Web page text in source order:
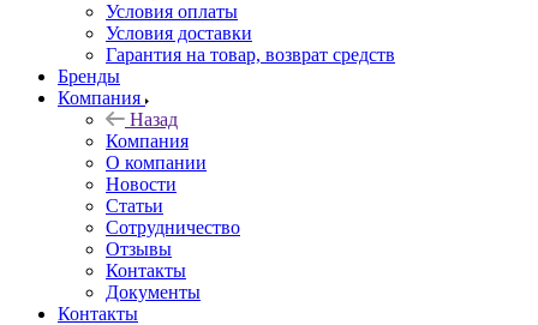
Условия оплаты
Условия доставки
Гарантия на товар, возврат средств
Бренды
Компания
Назад
Компания
О компании
Новости
Статьи
Сотрудничество
Отзывы
Контакты
Документы
Контакты